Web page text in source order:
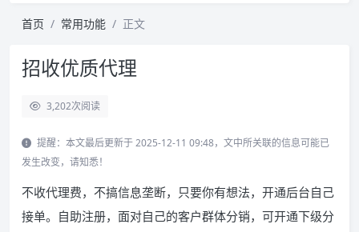
首页
常用功能 正文
招收优质代理
3,202次阅读
提醒：本文最后更新于 2025-12-11 09:48，文中所关联的信息可能已
发生改变，请知悉！
不收代理费，不搞信息垄断，只要你有想法，开通后台自己
接单。自助注册，面对自己的客户群体分销，可开通下级分